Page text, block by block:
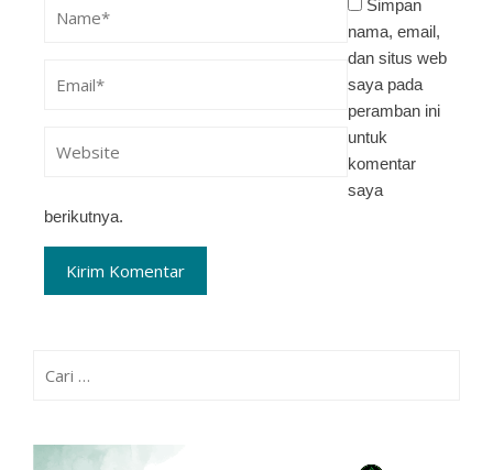
Simpan
nama, email,
dan situs web
saya pada
peramban ini
untuk
komentar
saya
berikutnya.
untuk: